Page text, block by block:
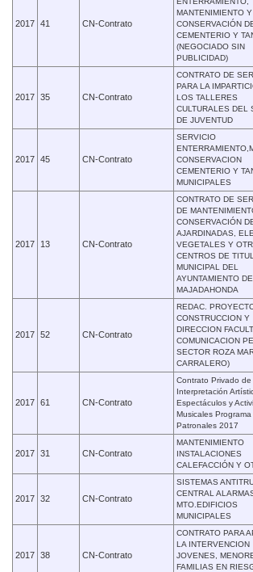
2017 41 CN-Contrato
MANTENIMIENTO Y
CONSERVACIÓN
CEMENTERIO Y
(NEGOCIADO SIN
PUBLICIDAD)
2017 35 CN-Contrato
CONTRATO DE
PARA LA
LOS TALLERES
CULTURALES DEL
DE JUVENTUD
2017 45 CN-Contrato
SERVICIO
CONSERVACION
CEMENTERIO Y
MUNICIPALES
2017 13 CN-Contrato
CONTRATO DE
DE
CONSERVACIÓN
AJARDINADAS,
VEGETALES Y
CENTROS DE
MUNICIPAL DEL
AYUNTAMIENTO DE
MAJADAHONDA
2017 52 CN-Contrato
REDAC.
CONSTRUCCION Y
DIRECCION
COMUNICACION
SECTOR ROZA
CARRALERO)
2017 61 CN-Contrato
Contrato Privado de
Interpretación
Espectáculos y
Musicales
Patronales 2017
2017 31 CN-Contrato
MANTENIMIENTO
INSTALACIONES
CALEFACCIÓN Y
2017 32 CN-Contrato
SISTEMAS
CENTRAL
MTO.EDIFICIOS
MUNICIPALES
2017 38 CN-Contrato
CONTRATO PARA
LA INTERVENCION
JOVENES,
FAMILIAS EN